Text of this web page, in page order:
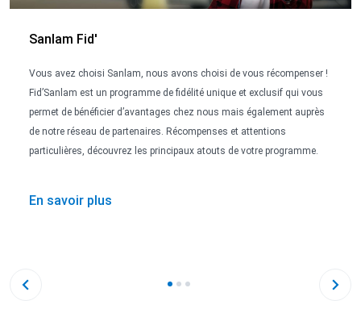
Sanlam Fid'
Vous avez choisi Sanlam, nous avons choisi de vous récompenser !
Fid’Sanlam est un programme de fidélité unique et exclusif qui vous
permet de bénéficier d’avantages chez nous mais également auprès
de notre réseau de partenaires. Récompenses et attentions
particulières, découvrez les principaux atouts de votre programme.
En savoir plus